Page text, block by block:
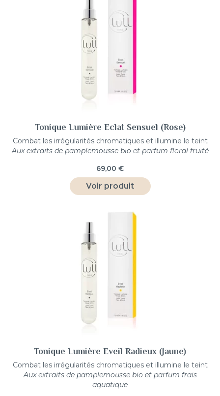
Tonique Lumière Eclat Sensuel (Rose)
Combat les irrégularités chromatiques et illumine le teint
Aux extraits de pamplemousse bio et parfum floral fruité
69,00 €
Voir produit
Tonique Lumière Eveil Radieux (Jaune)
Combat les irrégularités chromatiques et illumine le teint
Aux extraits de pamplemousse bio et parfum frais
aquatique